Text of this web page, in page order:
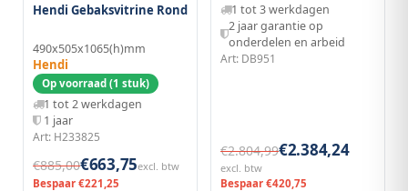
Hendi Gebaksvitrine Rond
490x505x1065(h)mm
Hendi
Op voorraad (1 stuk)
1 tot 2 werkdagen
1 jaar
Art: H233825
€885,00€663,75excl. btw
Bespaar €221,25
1 tot 3 werkdagen
2 jaar garantie op
onderdelen en arbeid
Art: DB951
€2.804,99€2.384,24
excl. btw
Bespaar €420,75